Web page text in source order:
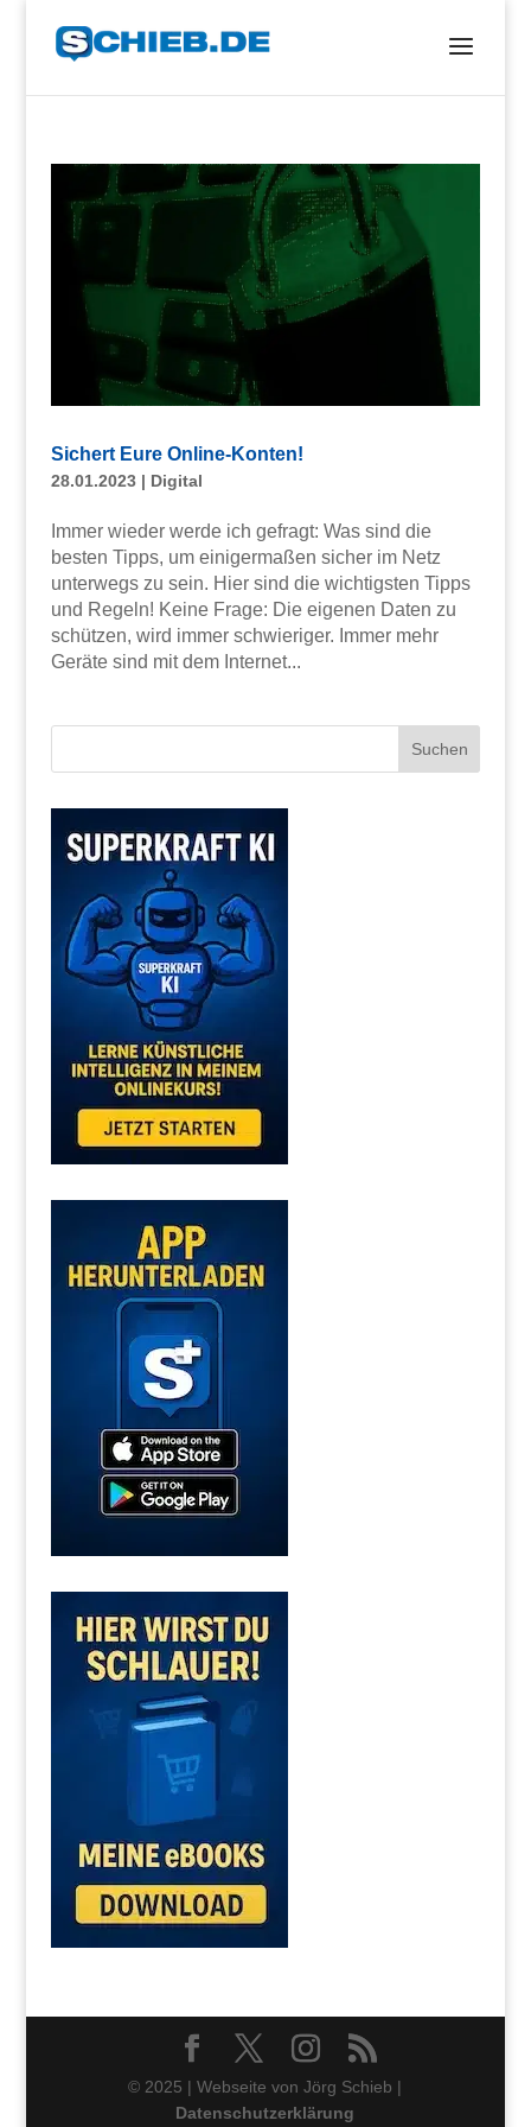
Sichert Eure Online-Konten!
28.01.2023| Digital
Immer wieder werde ich gefragt: Was sind die
besten Tipps, um einigermaßen sicher im Netz
unterwegs zu sein. Hier sind die wichtigsten Tipps
und Regeln! Keine Frage: Die eigenen Daten zu
schützen, wird immer schwieriger. Immer mehr
Geräte sind mit dem Internet...
© 2025 | Webseite von Jörg Schieb |
Datenschutzerklärung